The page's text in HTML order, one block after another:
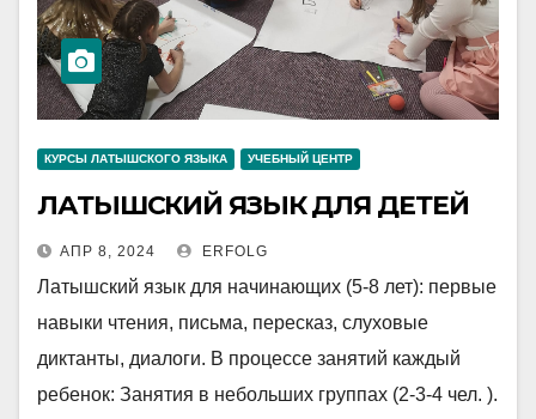
КУРСЫ ЛАТЫШСКОГО ЯЗЫКА УЧЕБНЫЙ ЦЕНТР
ЛАТЫШСКИЙ ЯЗЫК ДЛЯ ДЕТЕЙ
АПР 8, 2024 ERFOLG
Латышский язык для начинающих (5-8 лет): первые
навыки чтения, письма, пересказ, слуховые
диктанты, диалоги. В процессе занятий каждый
ребенок: Занятия в небольших группах (2-3-4 чел. ).